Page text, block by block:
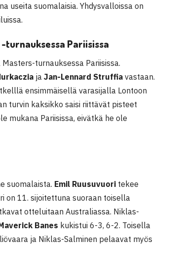
useita suomalaisia. Yhdysvalloissa on
turnauksessa Pariisissa
turnauksessa Pariisissa.
ja Jan-Lennard Struffia vastaan.
ensimmäisellä varasijalla Lontoon
turvin kaksikko saisi riittävät pisteet
mukana Pariisissa, eivätkä he ole
suomalaista. Emil Ruusuvuori tekee
on 11. sijoitettuna suoraan toisella
otteluitaan Australiassa. Niklas-
Banes kukistui 6-3, 6-2. Toisella
ja Niklas-Salminen pelaavat myös